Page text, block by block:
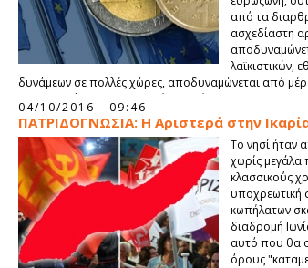
από τα
ασχεδίαστη
λαϊκιστικών,
δυνάμεων σε πολλές χώρες, αποδυναμώνεται από
δεν ευνοούν την ευρωπαïκή ολοκλήρωση.
04/10/2016 - 09:46
ΠΑΤΡΙΔΟΓΝΩΣΙΑ: Η Αριστερά στην
Το νησί ήταν
χωρίς μεγάλα
κλασσικούς
υποχρεωτική
κωπήλατων
διαδρομή
αυτό που θα
όρους